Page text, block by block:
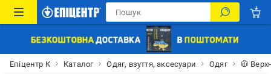
Епіцентр К Каталог Одяг, взуття, аксесуари Одяг 🧥